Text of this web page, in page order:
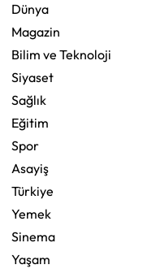
Dünya
Magazin
Bilim ve Teknoloji
Siyaset
Sağlık
Eğitim
Spor
Asayiş
Türkiye
Yemek
Sinema
Yaşam